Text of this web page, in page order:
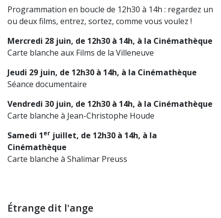
Programmation en boucle de 12h30 à 14h : regardez un
ou deux films, entrez, sortez, comme vous voulez !
Mercredi 28 juin, de 12h30 à 14h, à la Cinémathèque
Carte blanche aux Films de la Villeneuve
Jeudi 29 juin, de 12h30 à 14h, à la Cinémathèque
Séance documentaire
Vendredi 30 juin, de 12h30 à 14h, à la Cinémathèque
Carte blanche à Jean-Christophe Houde
Samedi 1er juillet, de 12h30 à 14h, à la
Cinémathèque
Carte blanche à Shalimar Preuss
Étrange dit l'ange